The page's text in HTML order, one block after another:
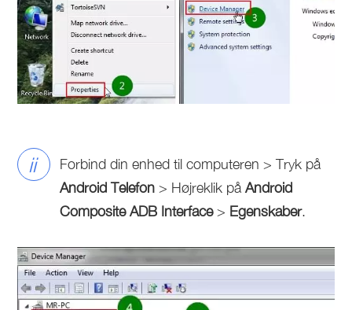
ii
Forbind din enhed til computeren > Tryk på
Android Telefon > Højreklik påAndroid
Composite ADB Interface> Egenskaber.